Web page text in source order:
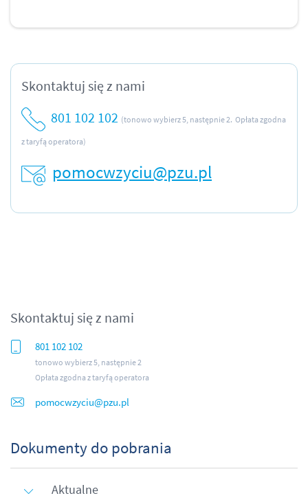
Skontaktuj się z nami
801 102 102 (tonowo wybierz 5, następnie 2. Opłata zgodna
z taryfą operatora)
pomocwzyciu@pzu.pl
Skontaktuj się z nami
801 102 102
tonowo wybierz 5, następnie 2
Opłata zgodna z taryfą operatora
pomocwzyciu@pzu.pl
Dokumenty do pobrania
Aktualne